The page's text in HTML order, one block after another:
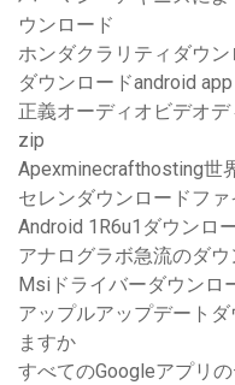
ウンロード
ホンダクラリティダウン
ダウンロードandroid
正義オーディオビデオ
zip
Apexminecrafthosting世
セレンダウンロードフ
Android 1R6u1ダウンロ
アナログラボ急流のダウ
Msiドライバーダウンロ
アップルアップデート
ますか
すべてのGoogleアプリ